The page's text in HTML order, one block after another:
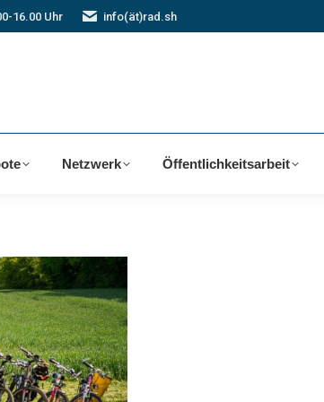
16.00 Uhr info(ät)rad.sh
Netzwerk Öffentlichkeitsarbeit